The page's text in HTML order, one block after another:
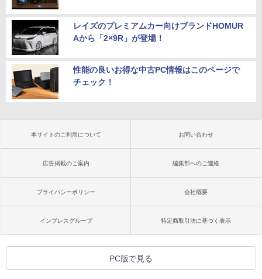
レイズのプレミアムカー向けブランドHOMUR
Aから「2×9R」が登場！
性能の良いお得な中古PC情報はこのページで
チェック！
本サイトのご利用について お問い合わせ
広告掲載のご案内 編集部へのご連絡
プライバシーポリシー 会社概要
インプレスグループ 特定商取引法に基づく表示
PC版で見る